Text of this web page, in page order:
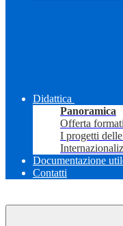
Didattica
Panoramica
Offerta
I progetti
Documentazione
Contatti